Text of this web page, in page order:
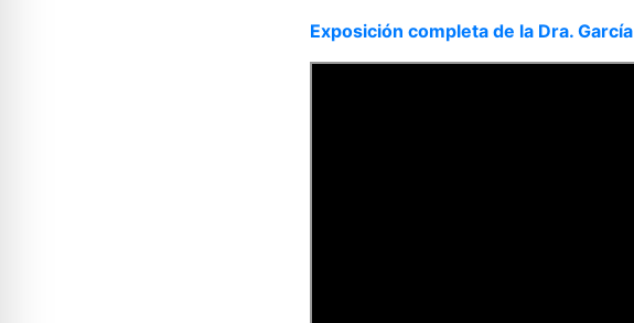
Exposición completa de la Dra. García